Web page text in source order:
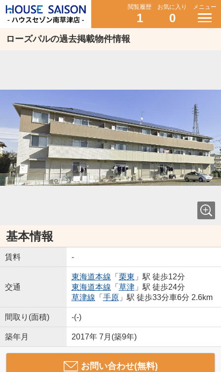
閲覧履歴
1
お気に入り
0
メニュー
ローズパルの過去掲載物件情報
基本情報
賃料 -
交通
東海道本線 「 栗東 」駅 徒歩12分
東海道本線 「 草津」駅 徒歩24分
草津線 「 手原」駅 徒歩33分車6分 2.6km
間取り(面積) -(-)
築年月 2017年 7月(築9年)
お問い合わせ(無料)